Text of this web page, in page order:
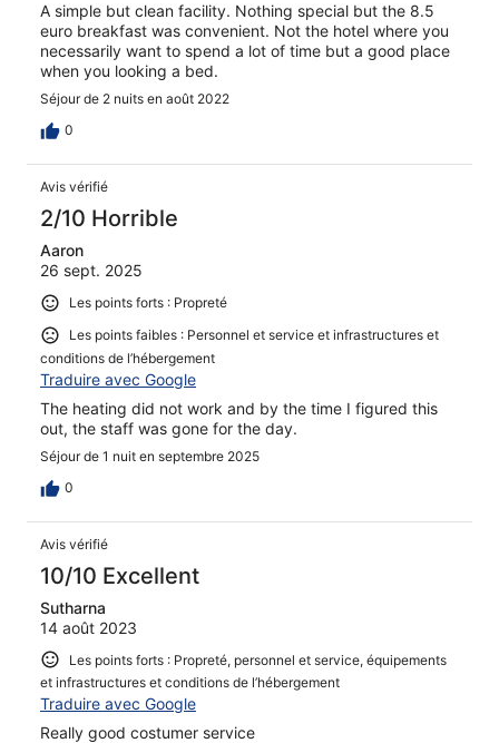
A simple but clean facility. Nothing special but the 8.5
euro breakfast was convenient. Not the hotel where you
necessarily want to spend a lot of time but a good place
when you looking a bed.
Séjour de 2 nuits en août 2022
0
Avis vérifié
2/10 Horrible
Aaron
26 sept. 2025
Les points forts : Propreté
Les points faibles : Personnel et service et infrastructures et
conditions de l’hébergement
Traduire avec Google
The heating did not work and by the time I figured this
out, the staff was gone for the day.
Séjour de 1 nuit en septembre 2025
0
Avis vérifié
10/10 Excellent
Sutharna
14 août 2023
Les points forts : Propreté, personnel et service, équipements
et infrastructures et conditions de l’hébergement
Traduire avec Google
Really good costumer service